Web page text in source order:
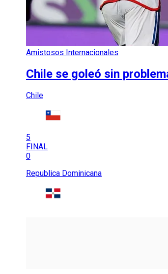
Amistosos Internacionales
Chile se goleó sin
Chile
5
FINAL
0
Republica Dominicana